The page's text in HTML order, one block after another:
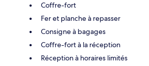
Coffre-fort
Fer et planche à repasser
Consigne à bagages
Coffre-fort à la réception
Réception à horaires limités